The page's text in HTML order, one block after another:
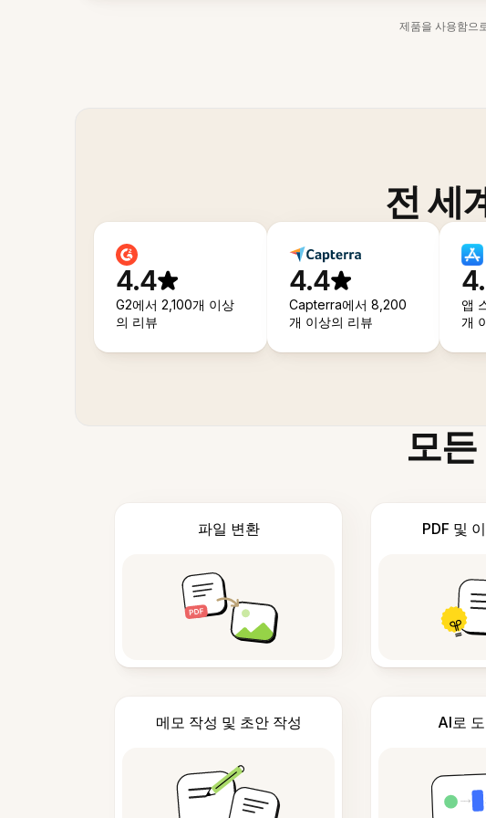
제품을 사용함으
전 세
4.4
G2에서 2,100개 이상
의 리뷰
4.4
Capterra에서 8,200
개 이상의 리뷰
앱
개
모
파일 변환 PDF 및
메모 작성 및 초안 작성 AI로